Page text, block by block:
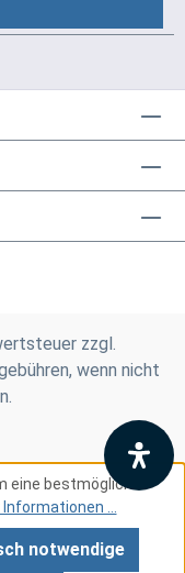
zzgl.
wenn nicht
eine bestmögliche
...
notwendige